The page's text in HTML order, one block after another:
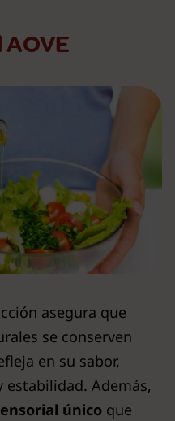
asegura que
se conserven
en su sabor,
Además,
único que